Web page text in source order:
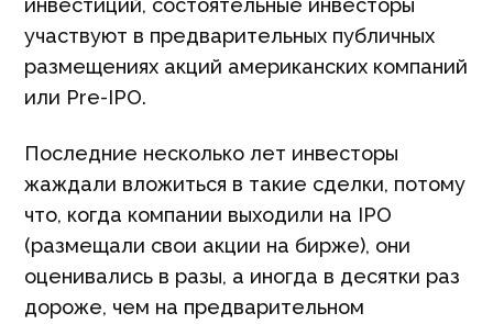
инвестиций, состоятельные инвесторы
участвуют в предварительных публичных
размещениях акций американских компаний
или Pre-IPO.
Последние несколько лет инвесторы
жаждали вложиться в такие сделки, потому
что, когда компании выходили на IPO
(размещали свои акции на бирже), они
оценивались в разы, а иногда в десятки раз
дороже, чем на предварительном